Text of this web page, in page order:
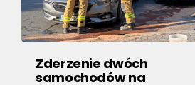
Zderzenie dwóch
samochodów na